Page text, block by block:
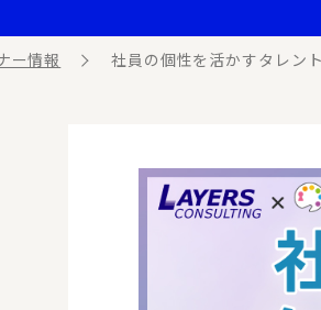
動画ライブラリ
ー情報 社員の個性を活かすタレン